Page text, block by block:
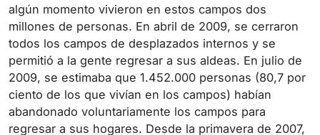
algún momento vivieron en estos campos dos
millones de personas. En abril de 2009, se cerraron
todos los campos de desplazados internos y se
permitió a la gente regresar a sus aldeas. En julio de
2009, se estimaba que 1.452.000 personas (80,7 por
ciento de los que vivían en los campos) habían
abandonado voluntariamente los campos para
regresar a sus hogares. Desde la primavera de 2007,